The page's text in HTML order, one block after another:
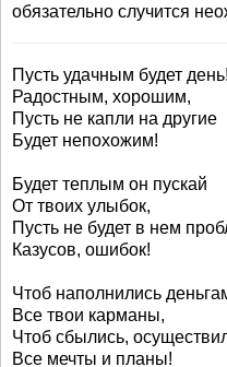
обязательно случится
Пусть удачным будет день!
Радостным, хорошим,
Пусть не капли на другие
Будет непохожим!
Будет теплым он пускай
От твоих улыбок,
Пусть не будет в нем
Казусов, ошибок!
Чтоб наполнились
Все твои карманы,
Чтоб сбылись,
Все мечты и планы!